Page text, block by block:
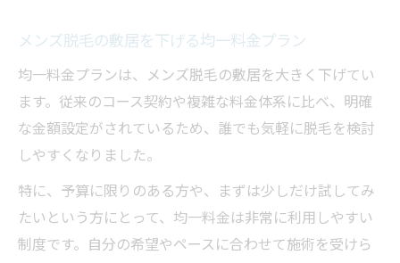
メンズ脱毛の敷居を下げる均一料金プラン
均一料金プランは、メンズ脱毛の敷居を大きく下げてい
ます。従来のコース契約や複雑な料金体系に比べ、明確
な金額設定がされているため、誰でも気軽に脱毛を検討
しやすくなりました。
特に、予算に限りのある方や、まずは少しだけ試してみ
たいという方にとって、均一料金は非常に利用しやすい
制度です。自分の希望やペースに合わせて施術を受けら